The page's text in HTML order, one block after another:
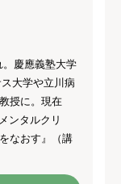
。慶應義塾大学
大学や立川病
授に。現在
ンタルクリ
なおす』（講